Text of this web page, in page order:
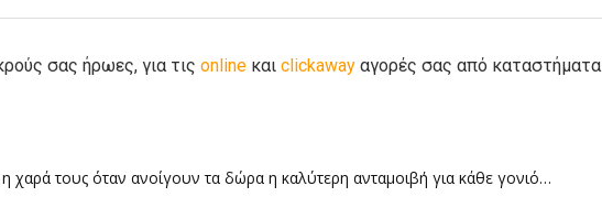
σας ήρωες, για τις online και clickaway αγορές σας από καταστήματα
η χαρά τους όταν ανοίγουν τα δώρα η καλύτερη ανταμοιβή για κάθε γονιό…